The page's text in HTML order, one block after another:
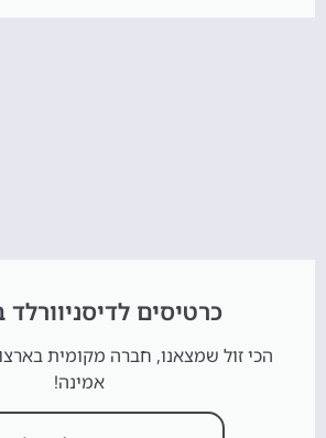
כרטיסים
הכי זול שמצאנו, חברה מקומית
אמינה!